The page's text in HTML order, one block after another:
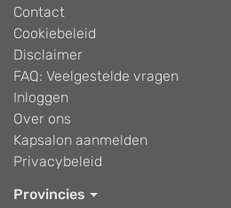
Contact
Cookiebeleid
Disclaimer
FAQ: Veelgestelde vragen
Inloggen
Over ons
Kapsalon aanmelden
Privacybeleid
Provincies